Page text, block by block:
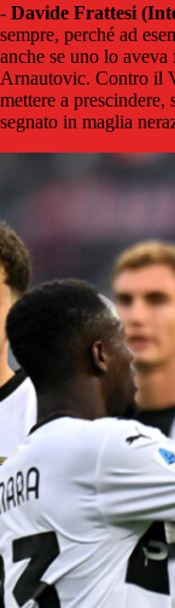
- Davide Frattesi
sempre, perché ad
anche se uno lo
Arnautovic. Contro il
mettere a
segnato in maglia